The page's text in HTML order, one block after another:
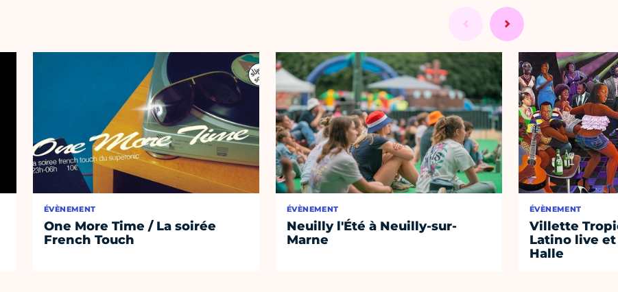
ÉVÈNEMENT
One More Time / La soirée
French Touch
ÉVÈNEMENT
Neuilly l'Été à Neuilly-sur-
Marne
ÉVÈNEMENT
Villette
Latino live et
Halle